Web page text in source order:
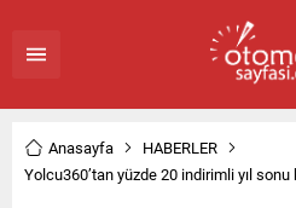
Anasayfa
HABERLER
Yolcu360’tan yüzde 20 indirimli yıl sonu